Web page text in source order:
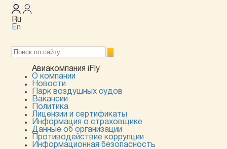
Ru
En
Авиакомпания iFly
О компании
Новости
Парк воздушных судов
Вакансии
Политика
Лицензии и сертификаты
Информация о страховщике
Данные об организации
Противодействие коррупции
Информационная безопасность